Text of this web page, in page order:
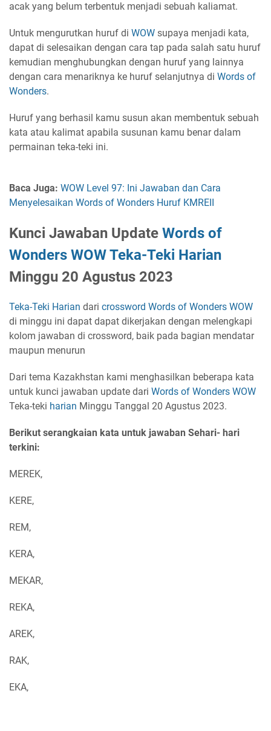
acak yang belum terbentuk menjadi sebuah kaliamat.
Untuk mengurutkan huruf di WOW supaya menjadi kata,
dapat di selesaikan dengan cara tap pada salah satu huruf
kemudian menghubungkan dengan huruf yang lainnya
dengan cara menariknya ke huruf selanjutnya di Words of
Wonders.
Huruf yang berhasil kamu susun akan membentuk sebuah
kata atau kalimat apabila susunan kamu benar dalam
permainan teka-teki ini.
Baca Juga: WOW Level 97: Ini Jawaban dan Cara
Menyelesaikan Words of Wonders Huruf KMREII
Kunci Jawaban Update Words of
Wonders WOWTeka-Teki Harian
Minggu 20 Agustus 2023
Teka-Teki Harian dari crossword Words of Wonders WOW
di minggu ini dapat dapat dikerjakan dengan melengkapi
kolom jawaban di crossword, baik pada bagian mendatar
maupun menurun
Dari tema Kazakhstan kami menghasilkan beberapa kata
untuk kunci jawaban update dari Words of Wonders WOW
Teka-teki harian Minggu Tanggal 20 Agustus 2023.
Berikut serangkaian kata untuk jawaban Sehari- hari
terkini:
MEREK,
KERE,
REM,
KERA,
MEKAR,
REKA,
AREK,
RAK,
EKA,